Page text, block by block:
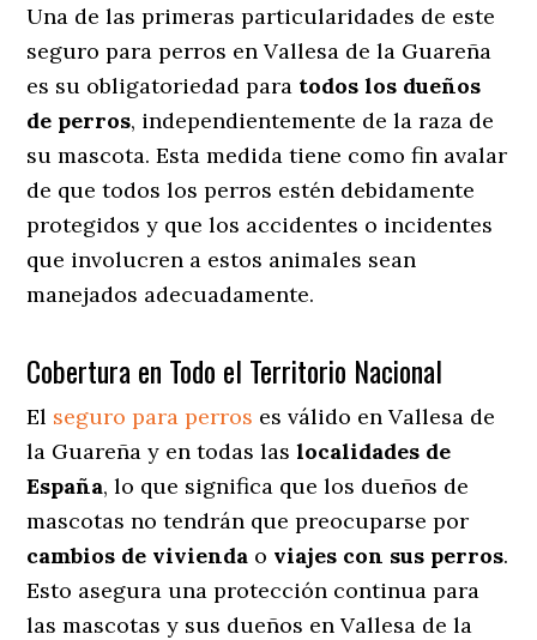
Una de las primeras particularidades de este
seguro para perros en Vallesa de la Guareña
es su obligatoriedad para todos los dueños
de perros, independientemente de la raza de
su mascota. Esta medida tiene como fin avalar
de que todos los perros estén debidamente
protegidos y que los accidentes o incidentes
que involucren a estos animales sean
manejados adecuadamente.
Cobertura en Todo el Territorio Nacional
El seguro para perros es válido en Vallesa de
la Guareña y en todas laslocalidades de
España, lo que significa que los dueños de
mascotas no tendrán que preocuparse por
cambios de vivienda o viajes con sus perros.
Esto asegura una protección continua para
las mascotas y sus dueños en Vallesa de la